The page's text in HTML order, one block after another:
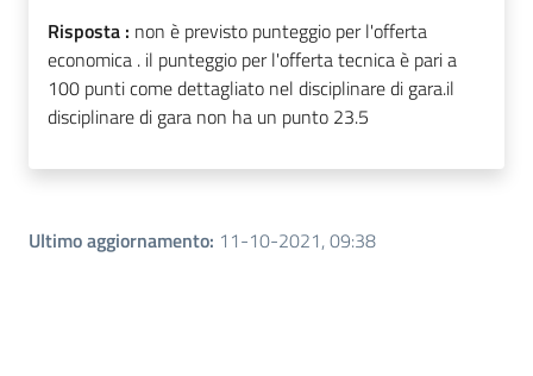
Risposta : non è previsto punteggio per l'offerta
economica . il punteggio per l'offerta tecnica è pari a
100 punti come dettagliato nel disciplinare di gara.il
disciplinare di gara non ha un punto 23.5
Ultimo aggiornamento: 11-10-2021, 09:38